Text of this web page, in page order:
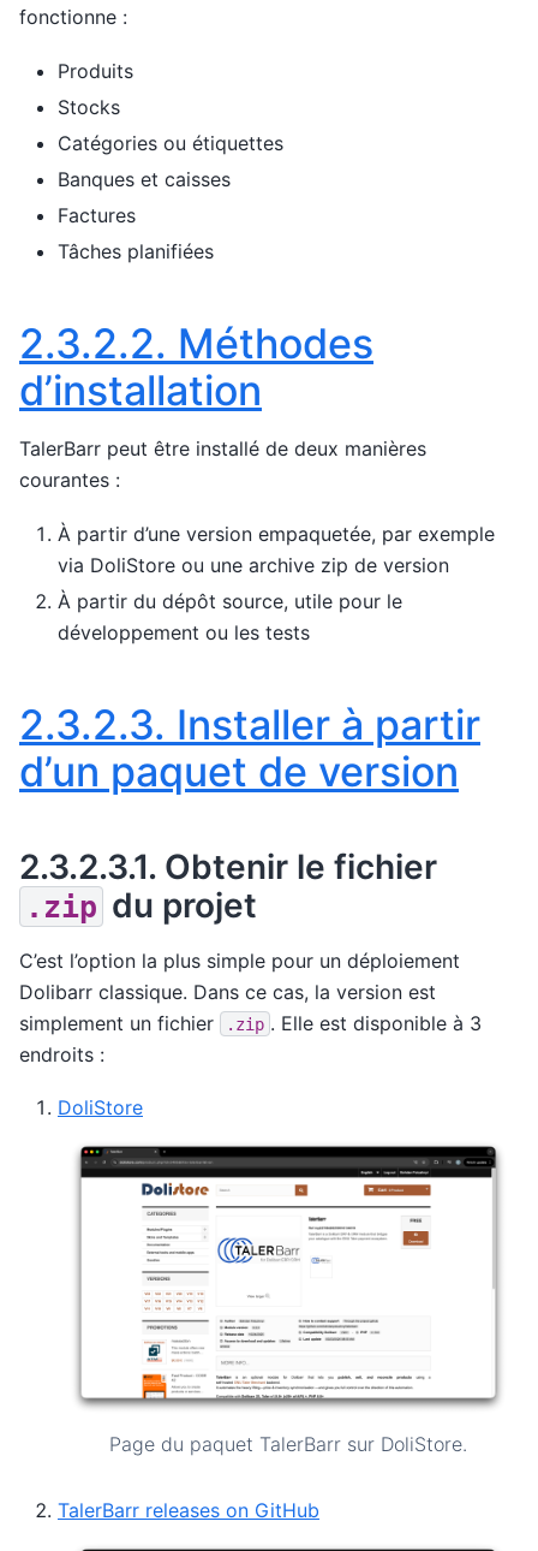
fonctionne :
Produits
Stocks
Catégories ou étiquettes
Banques et caisses
Factures
Tâches planifiées
2.3.2.2. Méthodes
d’installation
TalerBarr peut être installé de deux manières
courantes :
À partir d’une version empaquetée, par exemple
via DoliStore ou une archive zip de version
À partir du dépôt source, utile pour le
développement ou les tests
2.3.2.3. Installer à partir
d’un paquet de version
2.3.2.3.1. Obtenir le fichier
.zip du projet
C’est l’option la plus simple pour un déploiement
Dolibarr classique. Dans ce cas, la version est
simplement un fichier
.zip . Elle est disponible à 3
endroits :
DoliStore
Page du paquet TalerBarr sur DoliStore.
TalerBarr releases on GitHub